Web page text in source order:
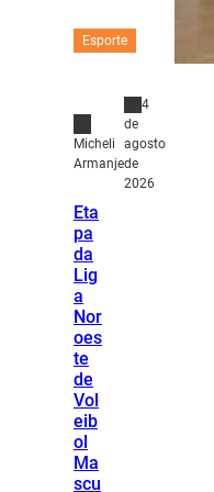
Esporte
Micheli
Armanje
4
de
agosto
de
2026
Eta
pa
da
Lig
a
Nor
oes
te
de
Vol
eib
ol
Ma
scu